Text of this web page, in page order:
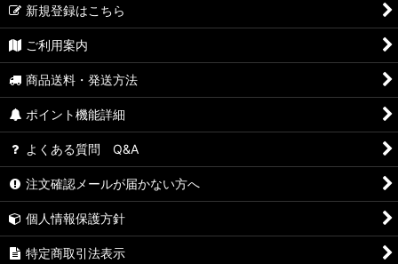
新規登録はこちら
ご利用案内
商品送料・発送方法
ポイント機能詳細
よくある質問 Q&A
注文確認メールが届かない方へ
個人情報保護方針
特定商取引法表示